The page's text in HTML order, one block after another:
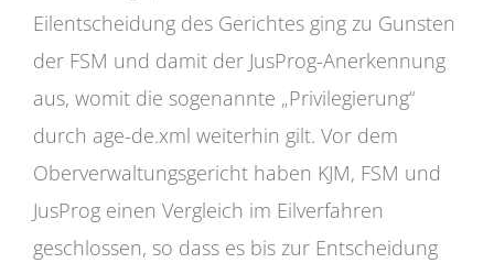
Eilentscheidung des Gerichtes ging zu Gunsten
der FSM und damit der JusProg-Anerkennung
aus, womit die sogenannte „Privilegierung“
durch age-de.xml weiterhin gilt. Vor dem
Oberverwaltungsgericht haben KJM, FSM und
JusProg einen Vergleich im Eilverfahren
geschlossen, so dass es bis zur Entscheidung